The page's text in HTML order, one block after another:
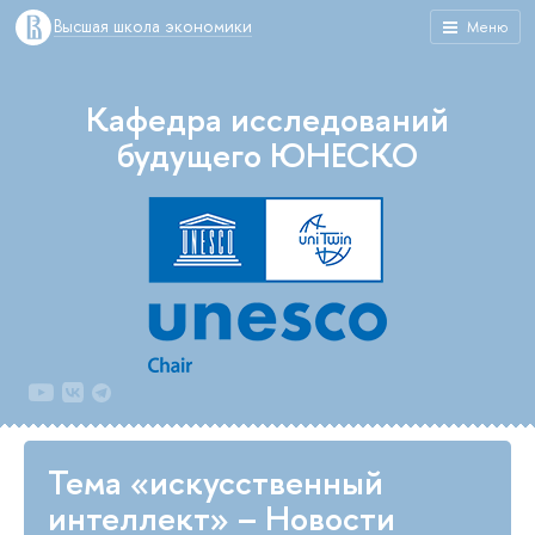
Меню
Высшая школа экономики
Кафедра исследований
будущего ЮНЕСКО
Тема «искусственный
интеллект» – Новости